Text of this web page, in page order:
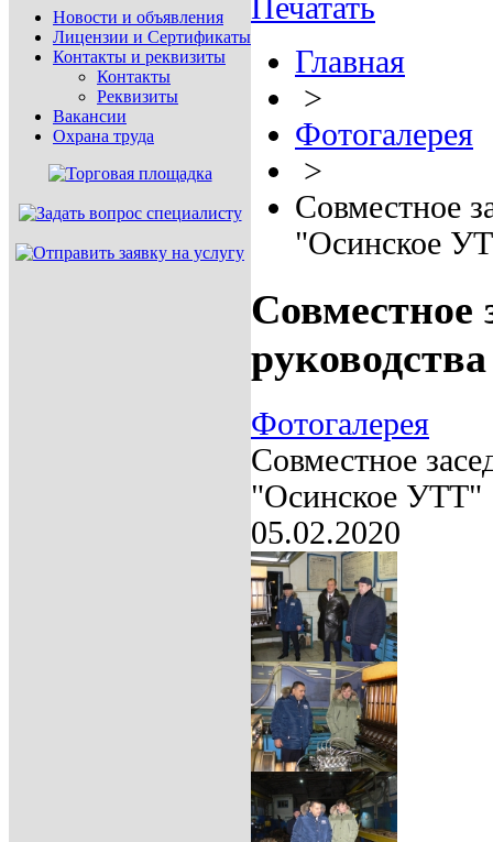
Новости и объявления
Лицензии и Сертификаты
Контакты и реквизиты
Контакты
Реквизиты
Вакансии
Охрана труда
Печатать
Главная
>
Фотогалерея
>
Совместное
"Осинское
Фотогалерея
Совместное
"Осинское УТТ"
05.02.2020